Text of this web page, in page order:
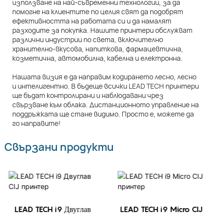
използване на най-съвременни технологии, за да
помогне на клиентите по целия свят да подобрят
ефективността на работата си и да намалят
разходите за покупка. Нашите принтери обслужват
различни индустрии по света, включително
хранително-вкусова, напиткова, фармацевтична,
козметична, автомобилна, кабелна и електронна.
Нашата визия е да направим кодирането лесно, лесно
и интелигентно. В бъдеще всички LEAD TECH принтери
ще бъдат контролирани и наблюдавани чрез
свързване към облака. Дистанционното управление на
поддръжката ще стане видимо. Просто е, можете да
го направите!
Свързани продукти
LEAD TECH i9 Двуглав
LEAD TECH i9 Micro CIJ